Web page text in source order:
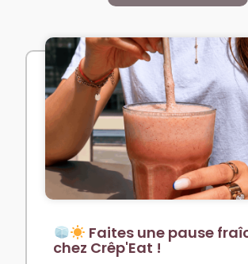
Faites une pause
chez Crêp'Eat !